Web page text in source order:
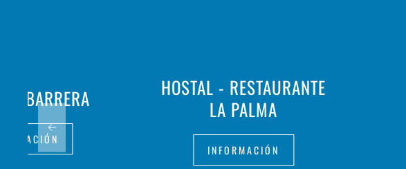
HOSTAL - RESTAURANTE
LA PALMA
INFORMACIÓN
BARRERA